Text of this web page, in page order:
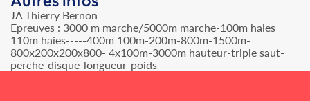
JA Thierry Bernon
Epreuves : 3000 m marche/5000m marche-100m haies
110m haies-----400m 100m-200m-800m-1500m-
800x200x200x800- 4x100m-3000m hauteur-triple saut-
perche-disque-longueur-poids